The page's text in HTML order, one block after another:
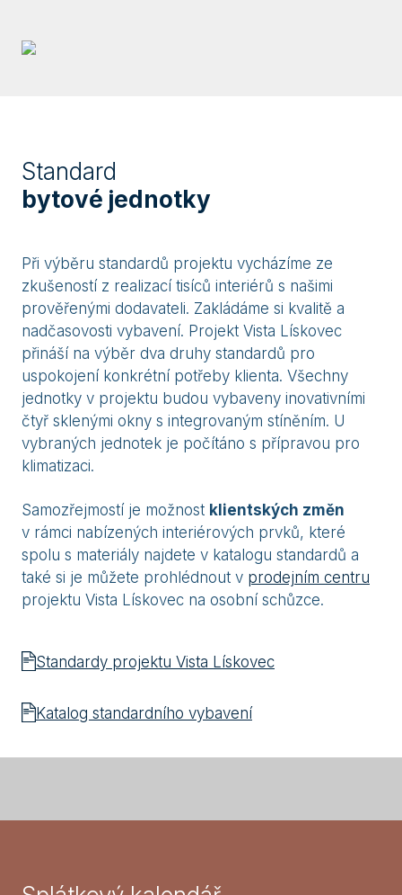
Standard
bytové jednotky
Při výběru standardů projektu vycházíme ze
zkušeností z realizací tisíců interiérů s našimi
prověřenými dodavateli. Zakládáme si kvalitě a
nadčasovosti vybavení. Projekt Vista Lískovec
přináší na výběr dva druhy standardů pro
uspokojení konkrétní potřeby klienta. Všechny
jednotky v projektu budou vybaveny inovativními
čtyř sklenými okny s integrovaným stíněním. U
vybraných jednotek je počítáno s přípravou pro
klimatizaci.
Samozřejmostí je možnost klientských změn
v rámci nabízených interiérových prvků, které
spolu s materiály najdete v katalogu standardů a
také si je můžete prohlédnout v prodejním centru
projektu Vista Lískovec na osobní schůzce.
Standardy projektu Vista Lískovec
Katalog standardního vybavení